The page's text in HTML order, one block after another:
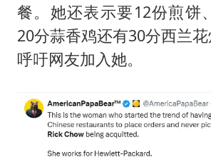
餐。她还表示要12份煎饼
20分蒜香鸡还有30分西兰
呼吁网友加入她。